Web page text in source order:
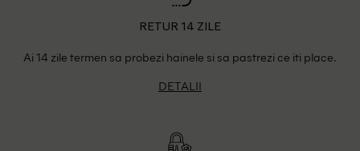
RETUR 14 ZILE
Ai 14 zile termen sa probezi hainele si sa pastrezi ce iti place.
DETALII